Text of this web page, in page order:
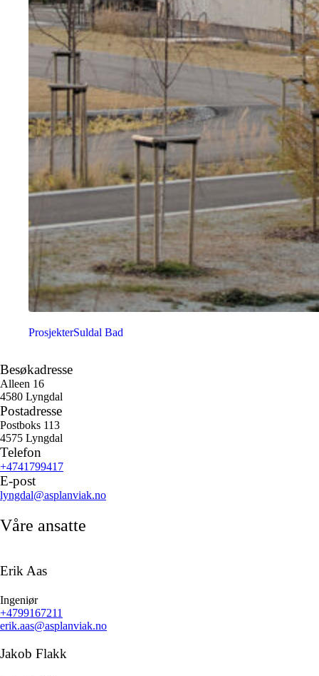
ProsjekterSuldal Bad
Besøkadresse
Alleen 16
4580 Lyngdal
Postadresse
Postboks 113
4575 Lyngdal
Telefon
+4741799417
E-post
lyngdal@asplanviak.no
Våre ansatte
Erik Aas
Ingeniør
+4799167211
erik.aas@asplanviak.no
Jakob Flakk